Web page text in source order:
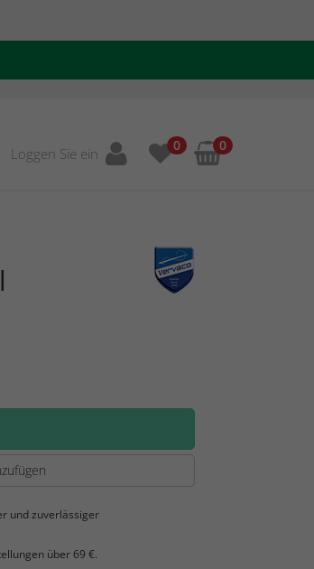
Loggen Sie ein 0 0
und zuverlässiger
über 69 €.